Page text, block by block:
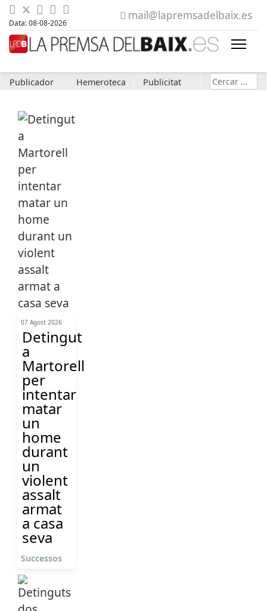
Data: 08-08-2026
mail@lapremsadelbaix.es
Publicador Hemeroteca Publicitat Cerca
07 Agost 2026
Detingut
a
Martorell
per
intentar
matar
un
home
durant
un
violent
assalt
armat
a casa
seva
Successos